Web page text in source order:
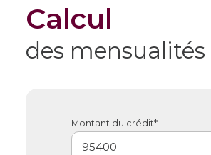
calcul
des mensualités
Montant du crédit*